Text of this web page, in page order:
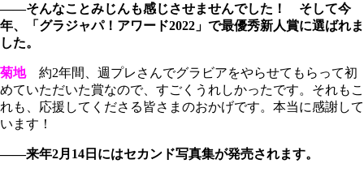
――そんなことみじんも感じさせませんでした！ そして今
年、「グラジャパ！アワード2022」で最優秀新人賞に選ばれま
した。
菊地約2年間、週プレさんでグラビアをやらせてもらって初
めていただいた賞なので、すごくうれしかったです。それもこ
れも、応援してくださる皆さまのおかげです。本当に感謝して
います！
――来年2月14日にはセカンド写真集が発売されます。